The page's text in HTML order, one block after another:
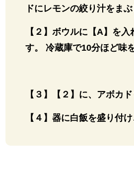
ドにレモンの絞り汁をまぶ
【２】ボウルに【A】を
す。 冷蔵庫で10分ほど味
【３】【２】に、アボカ
【４】器に白飯を盛り付